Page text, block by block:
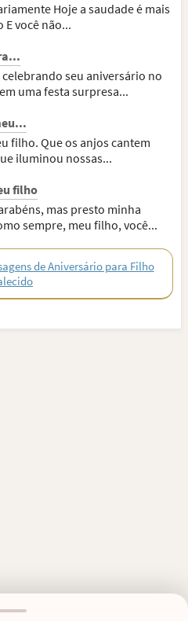
Hoje a saudade é mais
você não...
seu aniversário no
uma festa surpresa...
filho. Que os anjos cantem
iluminou nossas...
filho
mas presto minha
sempre, meu filho, você...
de Aniversário para Filho
RELACIONADAS